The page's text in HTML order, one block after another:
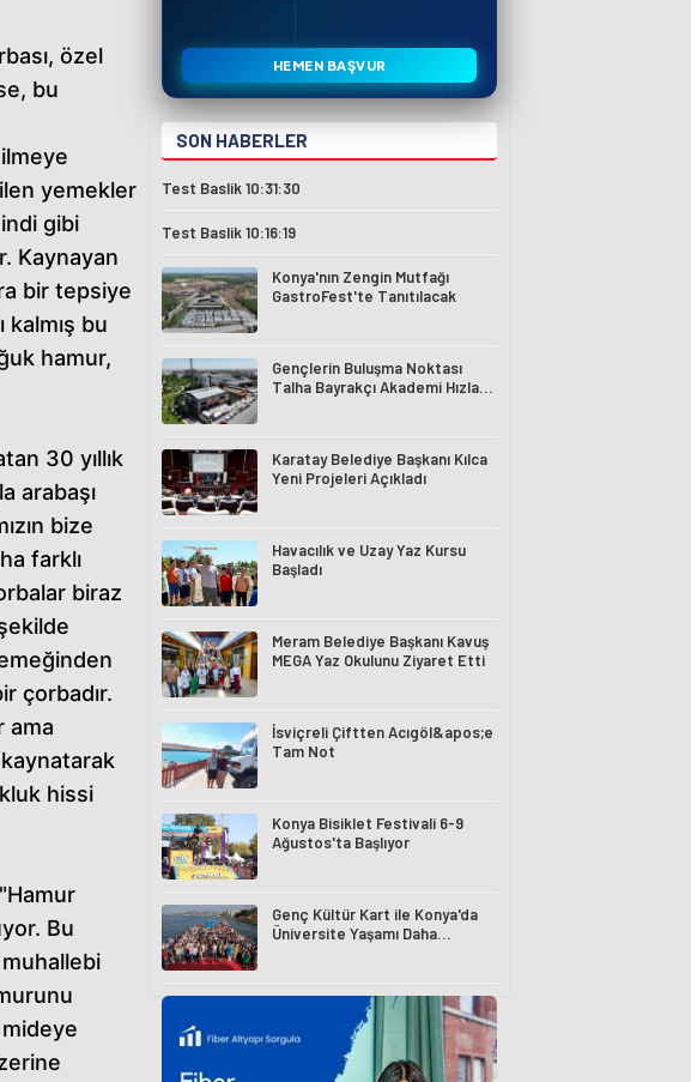
özel
bu
yemekler
gibi
Kaynayan
bir tepsiye
kalmış bu
hamur,
30 yıllık
arabaşı
bize
farklı
biraz
çorbadır.
ama
hissi
Bu
HEMEN BAŞVUR
SON HABERLER
Test Baslik 10:31:30
Test Baslik 10:16:19
Konya'nın Zengin Mutfağı
GastroFest'te Tanıtılacak
Gençlerin Buluşma Noktası
Talha Bayrakçı Akademi Hızla
Karatay Belediye Başkanı Kılca
Yeni Projeleri Açıkladı
Havacılık ve Uzay Yaz Kursu
Başladı
Meram Belediye Başkanı Kavuş
MEGA Yaz Okulunu Ziyaret Etti
İsviçreli Çiftten Acıgöl&apos;e
Tam Not
Konya Bisiklet Festivali 6-9
Ağustos'ta Başlıyor
Genç Kültür Kart ile Konya'da
Üniversite Yaşamı Daha